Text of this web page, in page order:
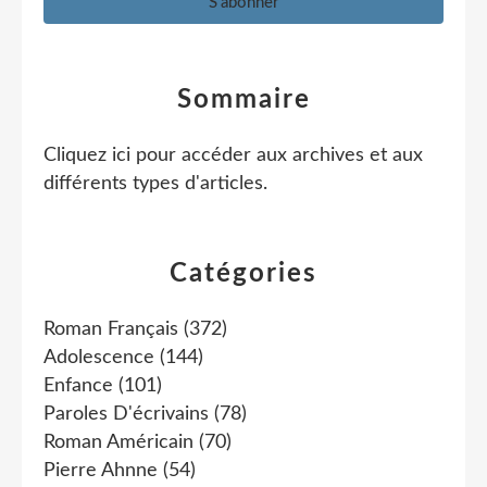
Catégories
Roman Français (372)
Adolescence (144)
Enfance (101)
Paroles D'écrivains (78)
Roman Américain (70)
Pierre Ahnne (54)
Sommaire
Cliquez ici pour accéder aux archives et aux
différents types d'articles.